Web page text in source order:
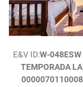
Favoritos
Blog
ENCANTADORA
MAR. PLAYA DE
E&V ID:W-
TEMPORADA